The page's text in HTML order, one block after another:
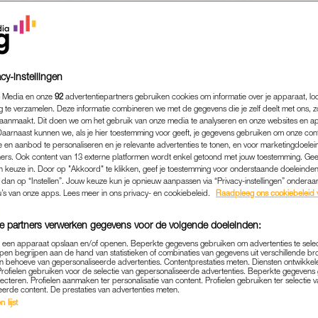
DOOR SPIRAAL HEEN
DERTIG WEKEN IN
LINDA.MINI| INTERVIEW
06-12-2019 | VERENA VERHOEVEN
moeder van een zoon als ze met
een spiraal, dus denkt niet aan een
instellingen
en onze 92 advertentiepartners gebruiken cookies om informatie over je apparaat,
te verzamelen. Deze informatie combineren we met de gegevens die je zelf deelt met ons,
Dit doen we om het gebruik van onze media te analyseren en onze websites en
kunnen we, als je hier toestemming voor geeft, je gegevens gebruiken om onze
en aanbod te personaliseren en je relevante advertenties te tonen, en voor
Ook content van 13 externe platformen wordt enkel getoond met jouw toestemming.
keuze in. Door op "Akkoord" te klikken, geef je toestemming voor onderstaande
op “Instellen”. Jouw keuze kun je opnieuw aanpassen via “Privacy-instellingen”
van onze apps. Lees meer in ons privacy- en cookiebeleid.
Raadpleeg ons cookiebeleid
partners verwerken gegevens voor de volgende doeleinden:
apparaat opslaan en/of openen. Beperkte gegevens gebruiken om advertenties te
begrijpen aan de hand van statistieken of combinaties van gegevens uit verschillende
behoeve van gepersonaliseerde advertenties. Contentprestaties meten. Diensten
gebruiken voor de selectie van gepersonaliseerde advertenties. Beperkte
Profielen aanmaken ter personalisatie van content. Profielen gebruiken ter selectie
content. De prestaties van advertenties meten.
lijst